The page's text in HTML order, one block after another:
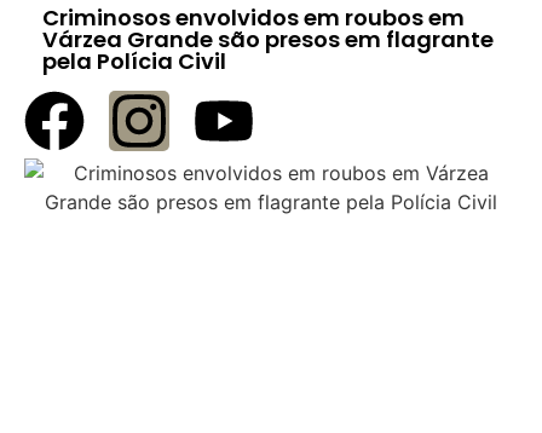
Criminosos envolvidos em roubos em
Várzea Grande são presos em flagrante
pela Polícia Civil